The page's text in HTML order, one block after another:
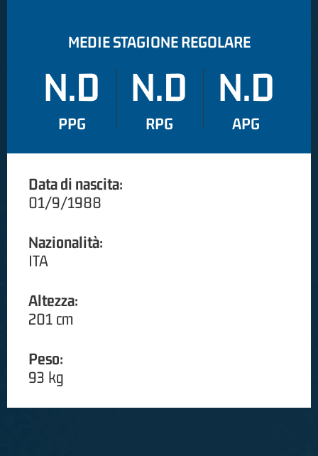
MEDIE STAGIONE REGOLARE
N.D
PPG
N.D
RPG
N.D
APG
Data di nascita:
01/9/1988
Nazionalità:
ITA
Altezza:
201 cm
Peso:
93 kg